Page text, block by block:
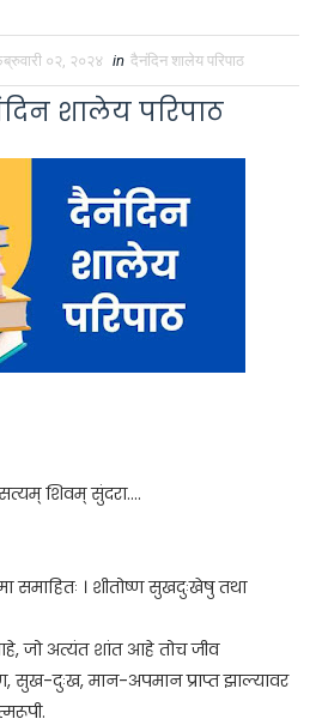
०२, २०२४ in दैनंदिन शालेय परिपाठ
शालेय परिपाठ
शिवम् सुंदरा....
समाहितः । शीतोष्ण सुखदुःखेषु तथा
अत्यंत शांत आहे तोच जीव
सुख-दुःख, मान-अपमान प्राप्त झाल्यावर